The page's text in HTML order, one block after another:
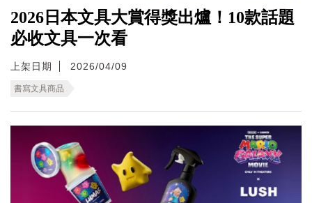
2026日本文具大賞得獎出爐！10款話題
必收文具一次看
上架日期 2026/04/09
書寫文具商品